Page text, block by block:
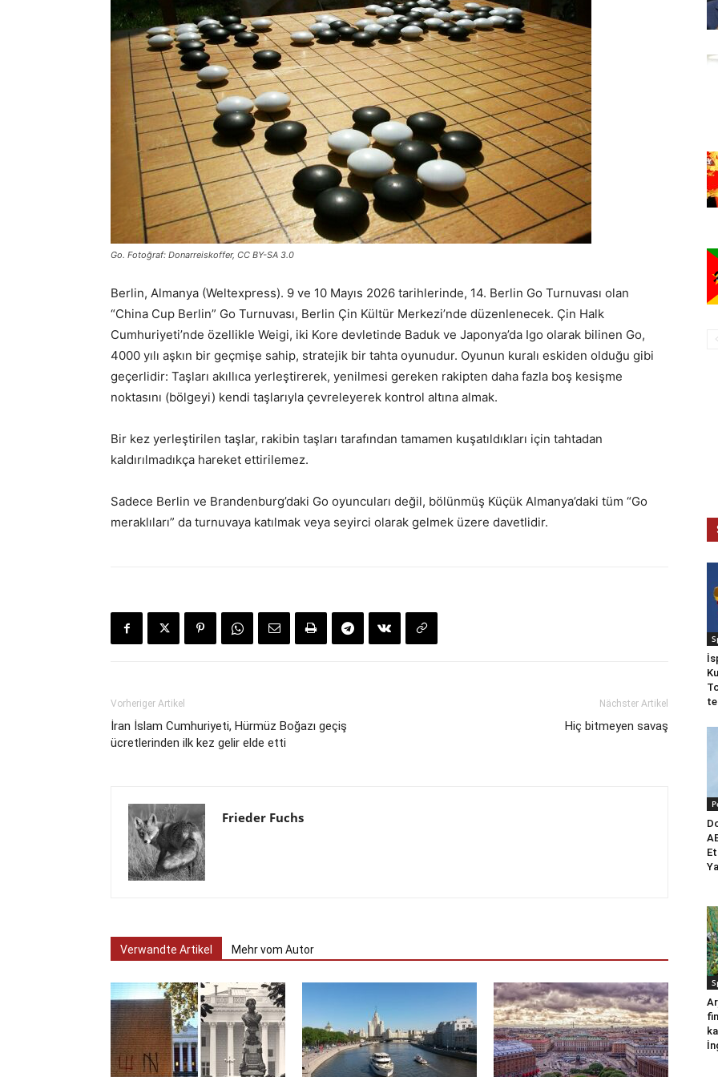
Go. Fotoğraf: Donarreiskoffer, CC BY-SA 3.0
Berlin, Almanya (Weltexpress). 9 ve 10 Mayıs 2026 tarihlerinde, 14. Berlin Go Turnuvası olan
“China Cup Berlin” Go Turnuvası, Berlin Çin Kültür Merkezi’nde düzenlenecek. Çin Halk
Cumhuriyeti’nde özellikle Weigi, iki Kore devletinde Baduk ve Japonya’da Igo olarak bilinen Go,
4000 yılı aşkın bir geçmişe sahip, stratejik bir tahta oyunudur. Oyunun kuralı eskiden olduğu gibi
geçerlidir: Taşları akıllıca yerleştirerek, yenilmesi gereken rakipten daha fazla boş kesişme
noktasını (bölgeyi) kendi taşlarıyla çevreleyerek kontrol altına almak.
Bir kez yerleştirilen taşlar, rakibin taşları tarafından tamamen kuşatıldıkları için tahtadan
kaldırılmadıkça hareket ettirilemez.
Sadece Berlin ve Brandenburg’daki Go oyuncuları değil, bölünmüş Küçük Almanya’daki tüm “Go
meraklıları” da turnuvaya katılmak veya seyirci olarak gelmek üzere davetlidir.
Vorheriger Artikel
İran İslam Cumhuriyeti, Hürmüz Boğazı geçiş
ücretlerinden ilk kez gelir elde etti
Nächster Artikel
Hiç bitmeyen savaş
Frieder Fuchs
Verwandte Artikel Mehr vom Autor